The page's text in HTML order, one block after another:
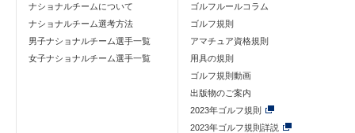
ナショナルチームについて
ナショナルチーム選考方法
男子ナショナルチーム選手一覧
女子ナショナルチーム選手一覧
ゴルフルールコラム
ゴルフ規則
アマチュア資格規則
用具の規則
ゴルフ規則動画
出版物のご案内
2023年ゴルフ規則
2023年ゴルフ規則詳説